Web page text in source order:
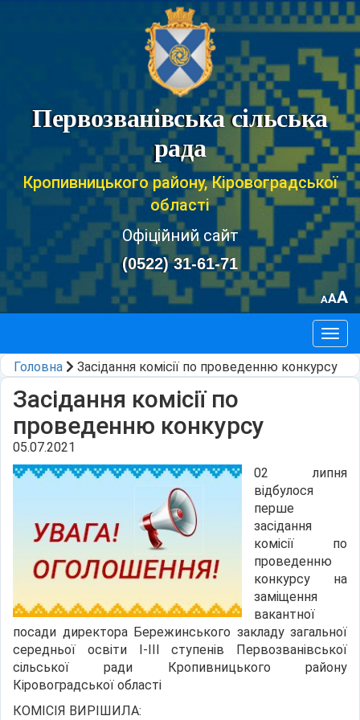
Первозванівська сільська
рада
Кропивницького району, Кіровоградської
області
Офіційний сайт
(0522) 31-61-71
AAA
Головна
Засідання комісії по проведенню конкурсу
Засідання комісії по
проведенню конкурсу
05.07.2021
02 липня
відбулося
перше
засідання
комісії по
проведенню
конкурсу на
заміщення
вакантної
посади директора Бережинського закладу загальної
середньої освіти І-ІІІ ступенів Первозванівської
сільської ради Кропивницького району
Кіровоградської області
КОМІСІЯ ВИРІШИЛА: